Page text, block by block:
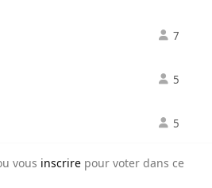
7
5
5
vous inscrire pour voter dans ce